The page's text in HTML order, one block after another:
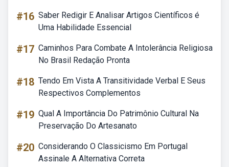
#16 Saber Redigir E Analisar Artigos Científicos é
Uma Habilidade Essencial
#17 Caminhos Para Combate A Intolerância Religiosa
No Brasil Redação Pronta
#18 Tendo Em Vista A Transitividade Verbal E Seus
Respectivos Complementos
#19 Qual A Importância Do Patrimônio Cultural Na
Preservação Do Artesanato
#20 Considerando O Classicismo Em Portugal
Assinale A Alternativa Correta